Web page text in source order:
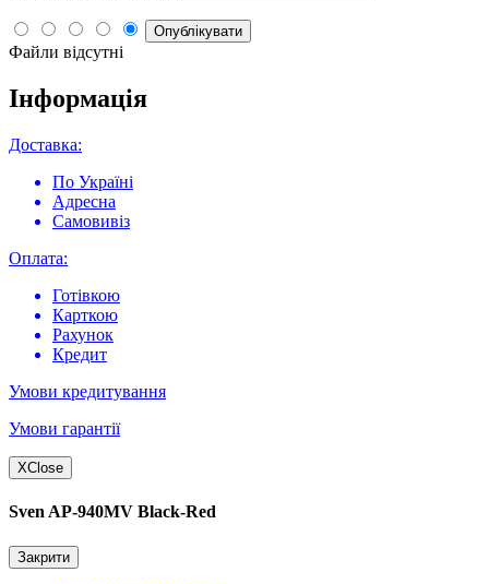
Опублікувати
Файли відсутні
Інформація
Доставка:
По Україні
Адресна
Самовивіз
Оплата:
Готівкою
Карткою
Рахунок
Кредит
Умови кредитування
Умови гарантії
XClose
Sven AP-940MV Black-Red
Закрити